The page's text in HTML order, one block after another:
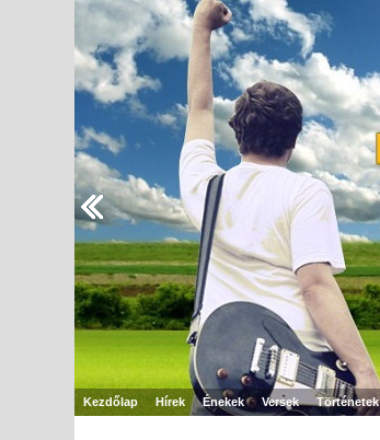
Kezdőlap Hírek Énekek Versek Történetek